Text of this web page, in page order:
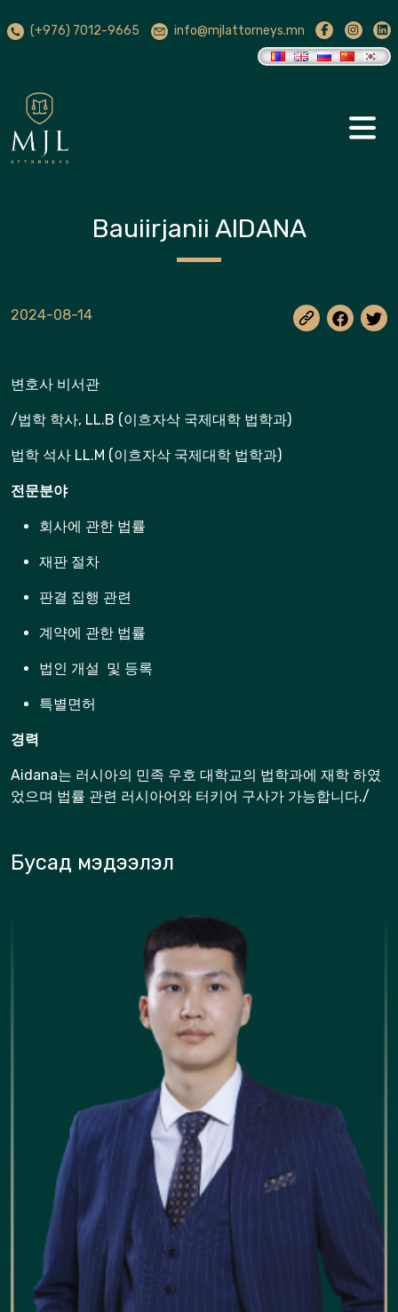
(+976) 7012-9665 info@mjlattorneys.mn
Bauiirjanii AIDANA
2024-08-14
변호사 비서관
/법학 학사, LL.B (이흐자삭 국제대학 법학과)
법학 석사 LL.M (이흐자삭 국제대학 법학과)
전문분야
회사에 관한 법률
재판 절차
판결 집행 관련
계약에 관한 법률
법인 개설 및 등록
특별면허
경력
Aidana는 러시아의 민족 우호 대학교의 법학과에 재학 하였
었으며 법률 관련 러시아어와 터키어 구사가 가능합니다./
Бусад мэдээлэл